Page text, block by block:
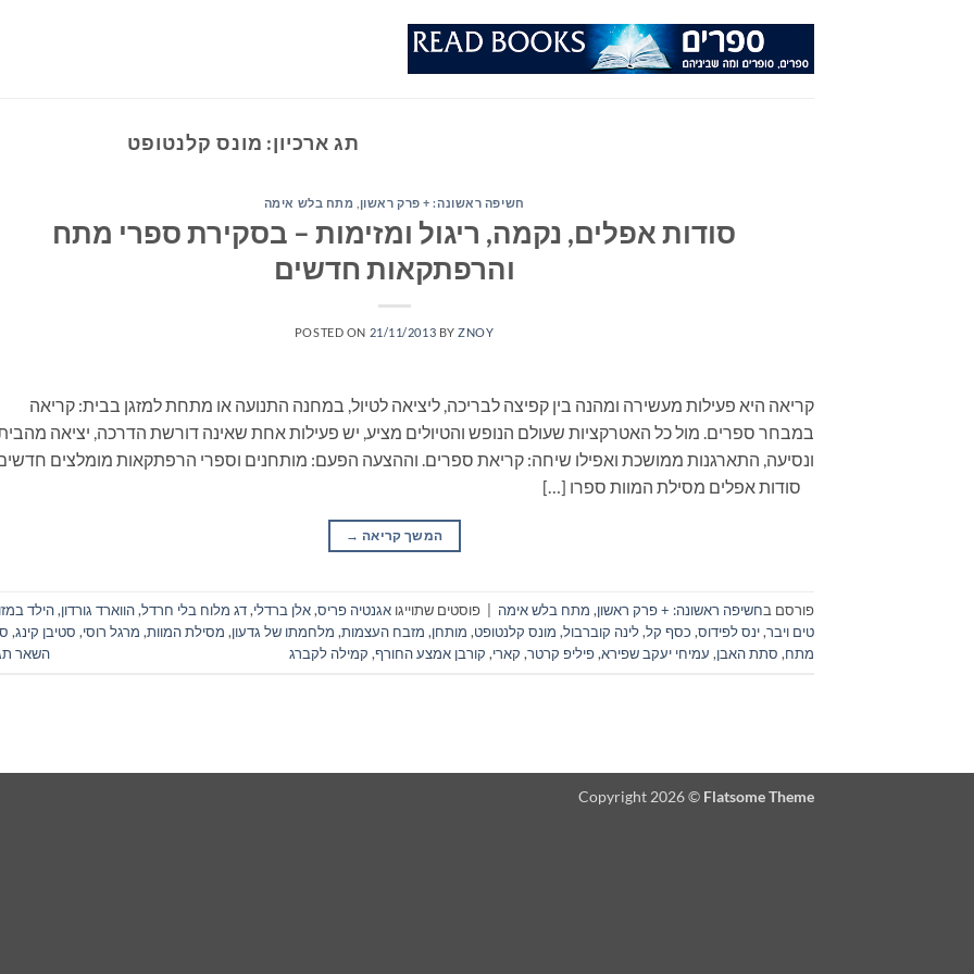
תג ארכיון: מונס קלנטופט
חשיפה ראשונה: + פרק ראשון מתח בלש אימה
סודות אפלים, נקמה, ריגול ומזימות – בסקירת ספרי מתח
והרפתקאות חדשים
POSTED ON 21/11/2013 BYZNOY
קריאה היא פעילות מעשירה ומהנה בין קפיצה לבריכה, ליציאה לטיול, במחנה התנועה או מתחת למזגן בבית: קריאה
במבחר ספרים. מול כל האטרקציות שעולם הנופש והטיולים מציע, יש פעילות אחת שאינה דורשת הדרכה, יציאה
ונסיעה, התארגנות ממושכת ואפילו שיחה: קריאת ספרים. וההצעה הפעם: מותחנים וספרי הרפתקאות מומלצים
סודות אפלים מסילת המוות ספרו […]
המשך קריאה →
פורסם בחשיפה ראשונה: + פרק ראשון, מתח בלש אימה פוסטים שתוייגו אגנטיה פריס,אלן ברדלי,דג מלוח בלי חרדל,הווארד גורדון,הילד
טים ויבר,ינס לפידוס, כסף קל,לינה קוברבול, מונס קלנטופט, מותחן, מזבח העצמות, מלחמתו של גדעון, מסילת המוות, מרגל רוסי, סטיבן קינג,
מתח, סתת האבן, עמיחי יעקב שפירא,פיליפ קרטר, קארי, קורבן אמצע החורף, קמילה לקברג השאר
Copyright 2026 © Flatsome Theme